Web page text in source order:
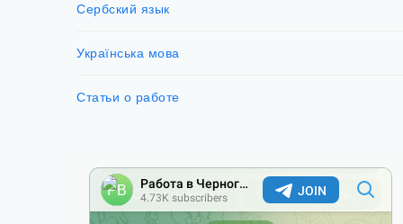
Сербский язык
Українська мова
Статьи о работе